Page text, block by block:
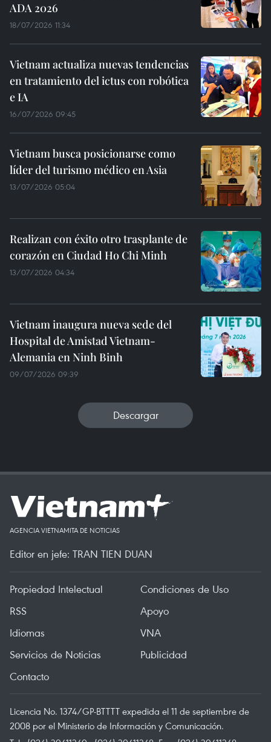
ADA 2026
18/07/2026 11:34
Vietnam actualiza nuevas tendencias
en tratamiento del ictus con robótica
e IA
16/07/2026 09:45
Vietnam busca posicionarse como
líder del turismo médico en Asia
13/07/2026 05:04
Realizan con éxito otro trasplante de
corazón en Ciudad Ho Chi Minh
13/07/2026 04:34
Vietnam inaugura nueva sede del
Hospital de Amistad Vietnam-
Alemania en Ninh Binh
09/07/2026 09:39
Descargar
AGENCIA VIETNAMITA DE NOTICIAS
Editor en jefe: TRAN TIEN DUAN
Propiedad Intelectual
Condiciones de Uso
RSS
Apoyo
Idiomas
VNA
Servicios de Noticias
Publicidad
Contacto
Licencia No. 1374/GP-BTTTT expedida el 11 de septiembre de
2008 por el Ministerio de Información y Comunicación.